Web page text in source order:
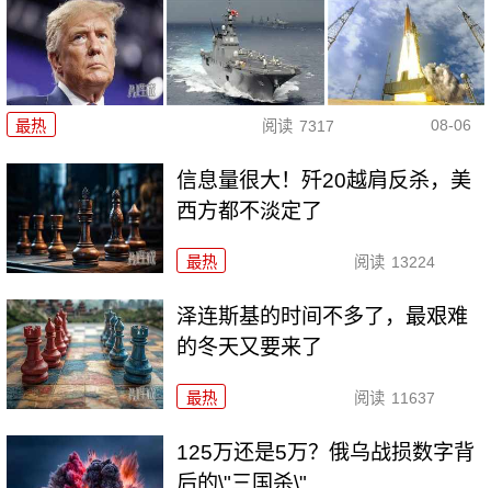
最热 阅读 7317 08-06
信息量很大！歼20越肩反杀，美
西方都不淡定了
最热 阅读 13224
泽连斯基的时间不多了，最艰难
的冬天又要来了
最热 阅读 11637
125万还是5万？俄乌战损数字背
后的\"三国杀\"